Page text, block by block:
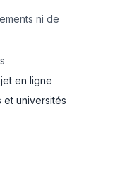
ni de
en ligne
universités